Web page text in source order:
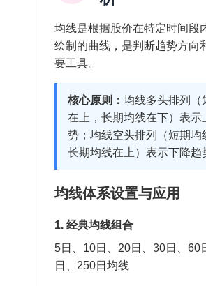
均线是根据股价在特定时间段
绘制的曲线，是判断趋势方向
要工具。
核心原则：均线多头排列（
在上，长期均线在下）表示
势；均线空头排列（短期均
长期均线在上）表示下降趋
均线体系设置与应用
1. 经典均线组合
5日、10日、20日、30日、60
日、250日均线